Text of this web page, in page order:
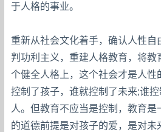
于人格的事业。
重新从社会文化着手，确认人性自
判功利主义，重建人格教育，将教
个健全人格上，这个社会才是人性
控制了孩子，谁就控制了未来;谁
人。但教育不应当是控制，教育是
的道德前提是对孩子的爱，是对未